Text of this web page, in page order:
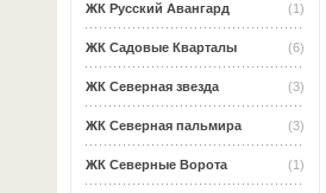
(1)
ЖК Русский Авангард
(6)
ЖК Садовые Кварталы
(3)
ЖК Северная звезда
(3)
ЖК Северная пальмира
(1)
ЖК Северные Ворота